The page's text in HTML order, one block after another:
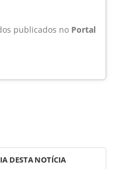
publicados no Portal
DESTA NOTÍCIA